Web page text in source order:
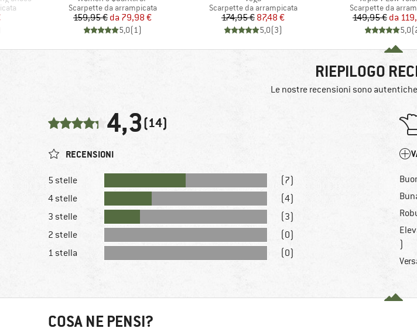
Gruppo di prodotti
Scarpette da arrampicata
Prezzo
159,95 € Prezzo ridotto
da 79,98 €
5,0(1)
Gruppo di prodotti
Scarpette da arrampicata
Prezzo
174,95 €Prezzo ridotto
87,48 €
5,0(3)
Gruppo di prodotti
Scarpette da
149,95 € da
5,0(
RIEPILOGO
Le nostre recensioni sono autentiche
4,3(14)
RECENSIONI
5 stelle
(7)
4 stelle
(4)
3 stelle
(3)
2 stelle
(0)
1 stella
(0)
)
COSA NE PENSI?